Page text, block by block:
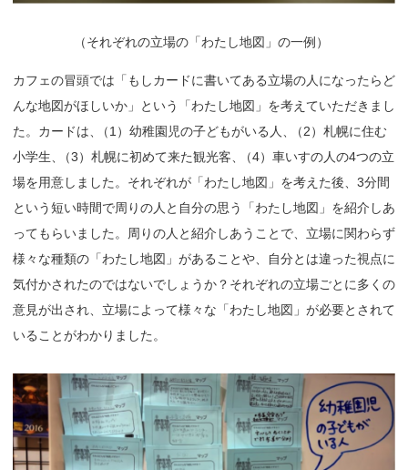
（それぞれの立場の「わたし地図」の一例）
カフェの冒頭では「もしカードに書いてある立場の人になったらど
んな地図がほしいか」という「わたし地図」を考えていただきまし
た。カードは
（1）幼稚園児の子どもがいる人
（2）札幌に住む
小学生
（3）札幌に初めて来た観光客
（4）車いすの人の4つの立
場を用意しました。それぞれが「わたし地図」を考えた後、3分間
という短い時間で周りの人と自分の思う「わたし地図」を紹介しあ
ってもらいました。周りの人と紹介しあうことで、立場に関わらず
様々な種類の「わたし地図」があることや、自分とは違った視点に
気付かされたのではないでしょうか？それぞれの立場ごとに多くの
意見が出され、立場によって様々な「わたし地図」が必要とされて
いることがわかりました。